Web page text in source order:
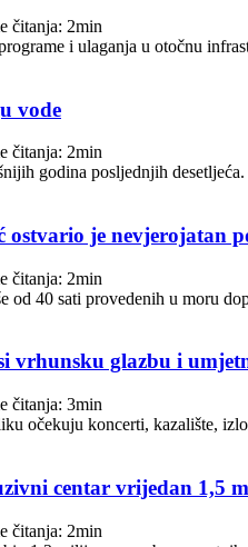
čitanja: 2min
i ulaganja u otočnu
vode
čitanja: 2min
godina posljednjih
ostvario je nevjerojatan
čitanja: 2min
od 40 sati provedenih u moru
vrhunsku glazbu i
čitanja: 3min
očekuju koncerti, kazalište,
centar vrijedan 1,5
čitanja: 2min